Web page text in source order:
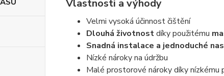
Vlastnosti a výhody
Velmi vysoká účinnost čištění
Dlouhá životnostdíky použitému
Snadná instalace a jednoduché
Nízké nároky na údržbu
Malé prostorové nároky díky nízkému